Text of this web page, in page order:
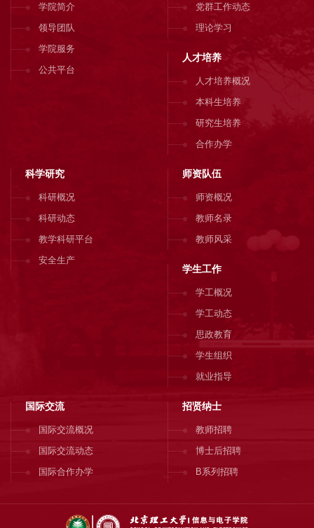
学院简介
领导团队
学院服务
公共平台
党群工作动态
理论学习
人才培养
人才培养概况
本科生培养
研究生培养
合作办学
科学研究
科研概况
科研动态
教学科研平台
安全生产
师资队伍
师资概况
教师名录
教师风采
学生工作
学工概况
学工动态
思政教育
学生组织
就业指导
国际交流
国际交流概况
国际交流动态
国际合作办学
招贤纳士
教师招聘
博士后招聘
B系列招聘